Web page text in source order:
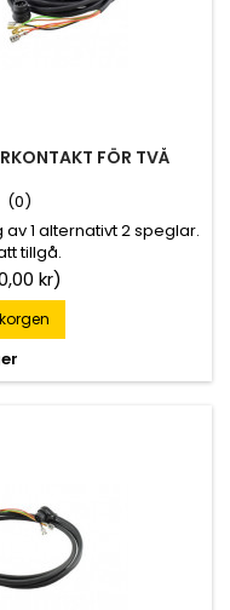
FÖR TVÅ
(0)
1 alternativt 2 speglar.
tillgå.
kr)